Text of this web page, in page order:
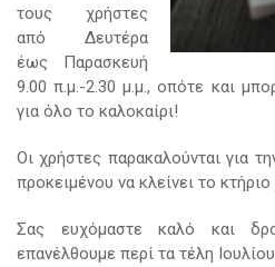
τους χρήστες
από Δευτέρα
έως Παρασκευή
9.00 π.μ.-2.30 μ.μ., οπότε και
για όλο το καλοκαίρι!
Οι χρήστες παρακαλούνται για
προκειμένου να κλείνει το
Σας ευχόμαστε καλό και
επανέλθουμε περί τα τέλη